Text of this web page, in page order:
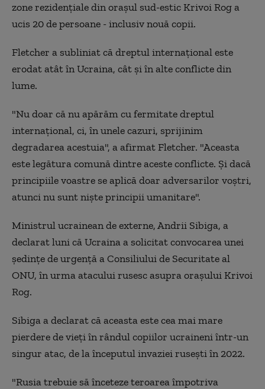
zone rezidenţiale din oraşul sud-estic Krivoi Rog a
ucis 20 de persoane - inclusiv nouă copii.
Fletcher a subliniat că dreptul internaţional este
erodat atât în Ucraina, cât şi în alte conflicte din
lume.
"Nu doar că nu apărăm cu fermitate dreptul
internaţional, ci, în unele cazuri, sprijinim
degradarea acestuia", a afirmat Fletcher. "Aceasta
este legătura comună dintre aceste conflicte. Şi dacă
principiile voastre se aplică doar adversarilor voştri,
atunci nu sunt nişte principii umanitare".
Ministrul ucrainean de externe, Andrii Sibiga, a
declarat luni că Ucraina a solicitat convocarea unei
şedinţe de urgenţă a Consiliului de Securitate al
ONU, în urma atacului rusesc asupra oraşului Krivoi
Rog.
Sibiga a declarat că aceasta este cea mai mare
pierdere de vieţi în rândul copiilor ucraineni într-un
singur atac, de la începutul invaziei ruseşti în 2022.
"Rusia trebuie să înceteze teroarea împotriva